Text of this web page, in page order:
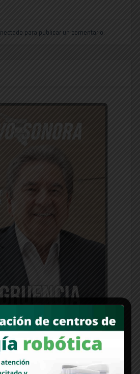
para publicar un comentario.